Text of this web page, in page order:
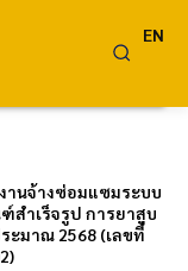
EN
งานจ้างซ่อมแซมระบบ
สำเร็จรูป การยาสูบ
ะมาณ 2568 (เลขที่